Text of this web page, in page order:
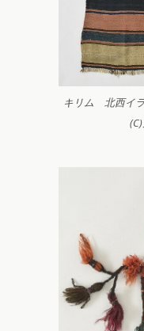
キリム 北西イ